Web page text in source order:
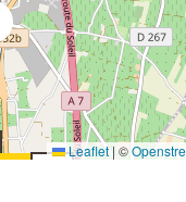
Leaflet| ©